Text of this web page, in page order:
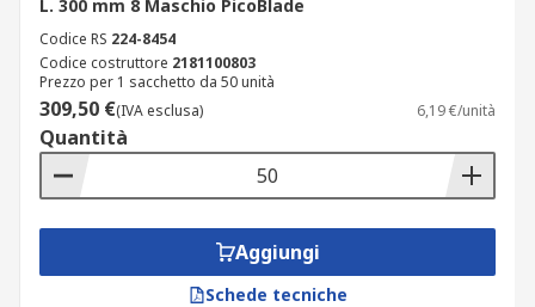
L. 300 mm 8 Maschio PicoBlade
Codice RS 224-8454
Codice costruttore 2181100803
Prezzo per 1 sacchetto da 50 unità
309,50 €(IVA esclusa) 6,19 €/unità
Quantità
Aggiungi
Schede tecniche